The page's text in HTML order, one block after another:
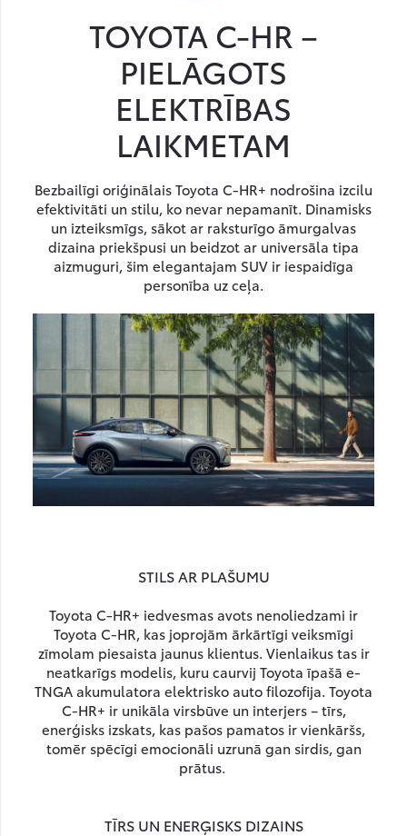
TOYOTA C-HR –
PIELĀGOTS
ELEKTRĪBAS
LAIKMETAM
Bezbailīgi oriģinālais Toyota C-HR+ nodrošina izcilu
efektivitāti un stilu, ko nevar nepamanīt. Dinamisks
un izteiksmīgs, sākot ar raksturīgo āmurgalvas
dizaina priekšpusi un beidzot ar universāla tipa
aizmuguri, šim elegantajam SUV ir iespaidīga
personība uz ceļa.
STILS AR PLAŠUMU
Toyota C-HR+ iedvesmas avots nenoliedzami ir
Toyota C-HR, kas joprojām ārkārtīgi veiksmīgi
zīmolam piesaista jaunus klientus. Vienlaikus tas ir
neatkarīgs modelis, kuru caurvij Toyota īpašā e-
TNGA akumulatora elektrisko auto filozofija. Toyota
C-HR+ ir unikāla virsbūve un interjers – tīrs,
enerģisks izskats, kas pašos pamatos ir vienkāršs,
tomēr spēcīgi emocionāli uzrunā gan sirdis, gan
prātus.
TĪRS UN ENERĢISKS DIZAINS